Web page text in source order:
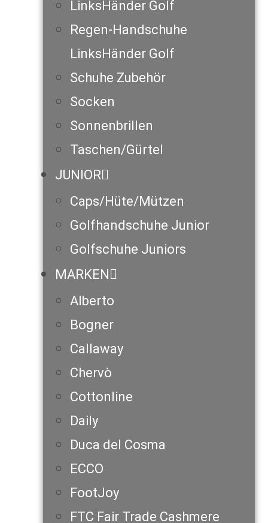
LinksHänder Golf
Regen-Handschuhe
LinksHänder Golf
Schuhe Zubehör
Socken
Sonnenbrillen
Taschen/Gürtel
JUNIOR
Caps/Hüte/Mützen
Golfhandschuhe Junior
Golfschuhe Juniors
MARKEN
Alberto
Bogner
Callaway
Chervò
Cottonline
Daily
Duca del Cosma
ECCO
FootJoy
FTC Fair Trade Cashmere